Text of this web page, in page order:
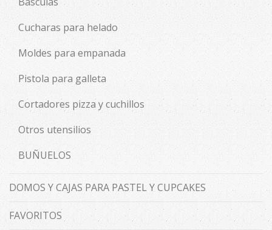
Cucharas para helado
Moldes para empanada
Pistola para galleta
Cortadores pizza y cuchillos
Otros utensilios
BUÑUELOS
DOMOS Y CAJAS PARA PASTEL Y CUPCAKES
FAVORITOS